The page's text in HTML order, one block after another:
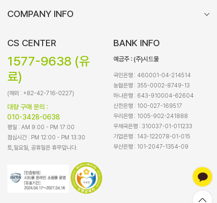
COMPANY INFO
CS CENTER
1577-9638 (유
료)
(해외 : +82-42-716-0227)
대량 구매 문의 :
010-3428-0638
평일 : AM 9:00 - PM 17:00
점심시간 : PM 12:00 - PM 13:30
토,일요일, 공휴일은 휴무입니다.
BANK INFO
예금주 : (주)시드물
국민은행 : 460001-04-214514
농협은행 : 355-0002-8749-13
하나은행 : 643-910004-62604
신한은행 : 100-027-169517
우리은행 : 1005-902-241888
우체국은행 : 310037-01-011233
기업은행 : 143-122078-01-015
부산은행 : 101-2047-1354-09